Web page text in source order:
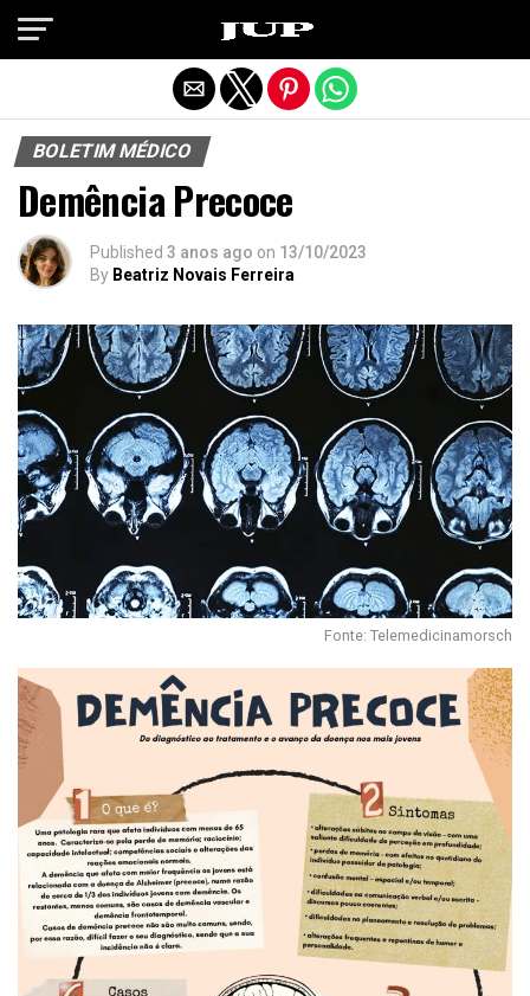
BOLETIM MÉDICO
Demência Precoce
Published 3 anos ago on 13/10/2023
By Beatriz Novais Ferreira
Fonte: Telemedicinamorsch
Exit mobile version